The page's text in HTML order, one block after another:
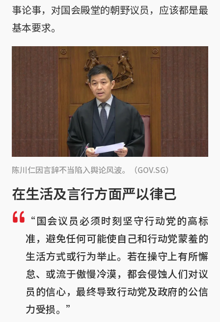
事论事，对国会殿堂的朝野议员，应该都是最
基本要求。
陈川仁因言辞不当陷入舆论风波。（GOV.SG）
在生活及言行方面严以律己
“国会议员必须时刻坚守行动党的高标
准，避免任何可能使自己和行动党蒙羞的
生活方式或行为举止。若在操守上有所懈
怠、或流于傲慢冷漠，都会侵蚀人们对议
员的信心，最终导致行动党及政府的公信
力受损。”